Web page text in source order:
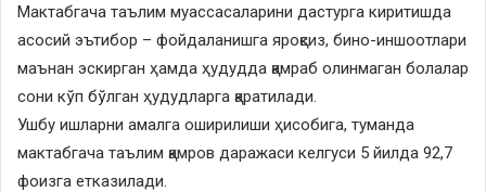
Мактабгача таълим муассасаларини дастурга киритишда
асосий эътибор – фойдаланишга яроқсиз, бино-иншоотлари
маънан эскирган ҳамда ҳудудда қамраб олинмаган болалар
сони кўп бўлган ҳудудларга қаратилади.
Ушбу ишларни амалга оширилиши ҳисобига, туманда
мактабгача таълим қамров даражаси келгуси 5 йилда 92,7
фоизга етказилади.